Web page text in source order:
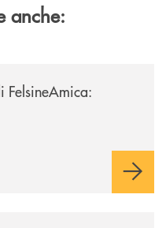
anche:
FelsineAmica: